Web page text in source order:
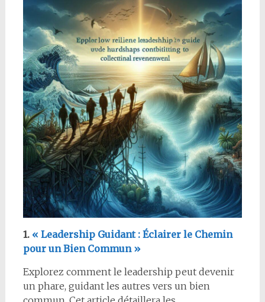
1.« Leadership Guidant : Éclairer le Chemin
pour un Bien Commun »
Explorez comment le leadership peut devenir
un phare, guidant les autres vers un bien